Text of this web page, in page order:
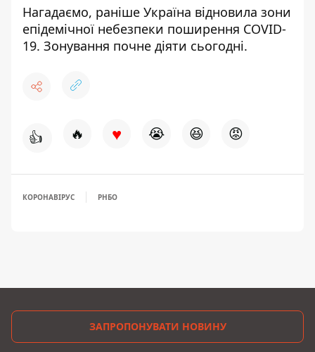
Нагадаємо, раніше Україна відновила зони
епідемічної небезпеки поширення COVID-
19. Зонування почне діяти сьогодні.
👍 🔥 ♥ 😭 😆 😡
КОРОНАВІРУС РНБО
ЗАПРОПОНУВАТИ НОВИНУ